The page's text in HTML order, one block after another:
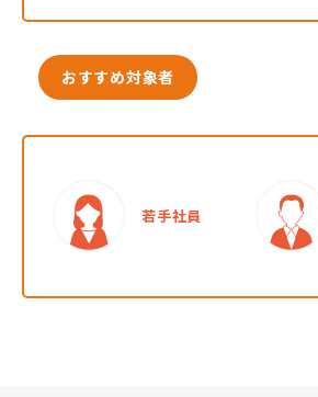
おすすめ対象者
若手社員